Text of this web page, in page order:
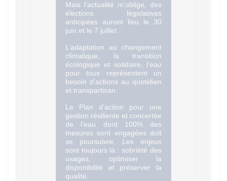
Mais l’actualité m’oblige, des
élections législatives
anticipées auront lieu le 30
juin et le 7 juillet.
L’adaptation au changement
climatique, la transition
écologique et solidaire, l’eau
pour tous représentent un
besoin d’actions au quotidien
et transpartisan.
Le Plan d’action pour une
gestion résiliente et concertée
de l’eau dont 100% des
mesures sont engagées doit
se poursuivre. Les enjeux
sont toujours là : sobriété des
usages, optimiser la
disponibilité et préserver la
qualité.